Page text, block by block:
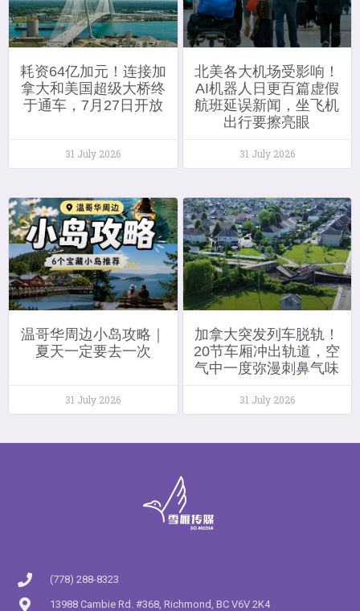
耗资64亿加元！连接加
拿大和美国超级大桥终
于通车，7月27日开放
31 July 2026
北美各大机场受影响！
AI机器人日更百篇虚假
航班延误新闻，坐飞机
出行要擦亮眼
31 July 2026
温哥华周边小岛攻略｜
夏天一定要去一次
31 July 2026
加拿大突发列车脱轨！
20节车厢冲出轨道，空
气中一度弥漫刺鼻气味
31 July 2026
(778) 288-8323
13988 Cambie Rd. #368, Richmond, BC V6V 2K4